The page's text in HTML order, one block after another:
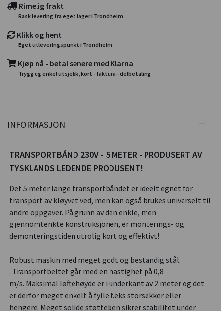
Rimelig frakt
Rask levering fra eget lager i Trondheim
Klikk og hent
Eget utleveringspunkt i Trondheim
Kjøp nå - betal senere med Klarna
Trygg og enkel utsjekk, kort - faktura - delbetaling
INFORMASJON
TRANSPORTBÅND 230V - 5 METER - PRODUSERT AV
TYSKLANDS LEDENDE PRODUSENT!
Det 5 meter lange transportbåndet er ideelt egnet for
transport av kløyvet ved, men kan også brukes universelt til
andre oppgaver. På grunn av den enkle, men
gjennomtenkte konstruksjonen, er monterings- og
demonteringstiden utrolig kort og effektivt!
Robust maskin med meget godt og bestandig stål.
. Transportbeltet går med en hastighet på 0,8
m/s. Maksimal løftehøyde er i underkant av 2 meter og det
er derfor meget enkelt å fylle f.eks storsekker eller
hengere. Meget solide støtteben sikrer stabilitet under